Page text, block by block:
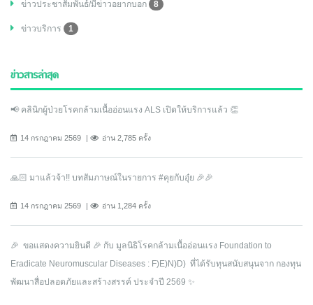
ข่าวประชาสัมพันธ์/มีข่าวอยากบอก 8
ข่าวบริการ 1
ข่าวสารล่าสุด
📢 คลินิกผู้ป่วยโรคกล้ามเนื้ออ่อนแรง ALS เปิดให้บริการแล้ว 👏
14 กรกฎาคม 2569 อ่าน 2,785 ครั้ง
🙏🏻 มาแล้วจ้า!! บทสัมภาษณ์ในรายการ #คุยกับอุ๋ย 🎉🎉
14 กรกฎาคม 2569 อ่าน 1,284 ครั้ง
🎉 ขอแสดงความยินดี 🎉 กับ มูลนิธิโรคกล้ามเนื้ออ่อนแรง Foundation to
Eradicate Neuromuscular Diseases : F)E)N)D) ที่ได้รับทุนสนับสนุนจาก กองทุน
พัฒนาสื่อปลอดภัยและสร้างสรรค์ ประจำปี 2569 ✨